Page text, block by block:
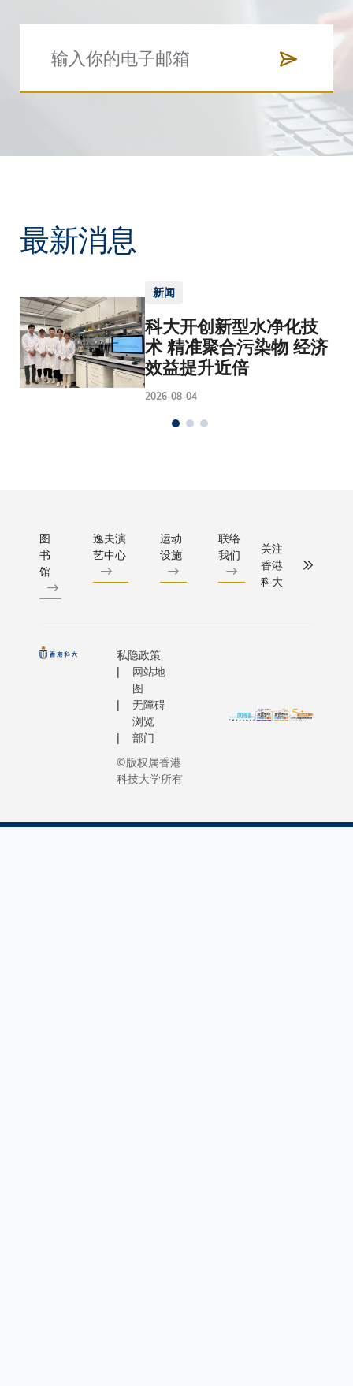
最新消息
新闻
科大开创新型水净化技
术 精准聚合污染物 经济
效益提升近倍
2026-08-04
图
书
馆
逸夫演
艺中心
运动
设施
联络
我们
关注
香港
科大
私隐政策
网站地
图
无障碍
浏览
部门
©版权属香港
科技大学所有